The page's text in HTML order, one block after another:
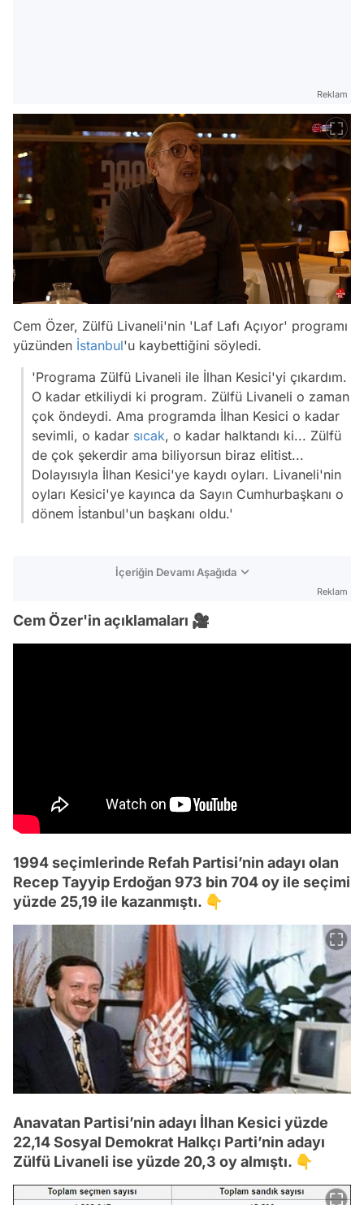
Reklam
Cem Özer, Zülfü Livaneli'nin 'Laf Lafı Açıyor' programı
yüzünden İstanbul'u kaybettiğini söyledi.
'Programa Zülfü Livaneli ile İlhan Kesici'yi çıkardım.
O kadar etkiliydi ki program. Zülfü Livaneli o zaman
çok öndeydi. Ama programda İlhan Kesici o kadar
sevimli, o kadar sıcak, o kadar halktandı ki... Zülfü
de çok şekerdir ama biliyorsun biraz elitist...
Dolayısıyla İlhan Kesici'ye kaydı oyları. Livaneli'nin
oyları Kesici'ye kayınca da Sayın Cumhurbaşkanı o
dönem İstanbul'un başkanı oldu.'
İçeriğin Devamı Aşağıda
Reklam
Cem Özer'in açıklamaları 🎥
1994 seçimlerinde Refah Partisi’nin adayı olan
Recep Tayyip Erdoğan 973 bin 704 oy ile seçimi
yüzde 25,19 ile kazanmıştı. 👇
Anavatan Partisi’nin adayı İlhan Kesici yüzde
22,14 Sosyal Demokrat Halkçı Parti’nin adayı
Zülfü Livaneli ise yüzde 20,3 oy almıştı. 👇